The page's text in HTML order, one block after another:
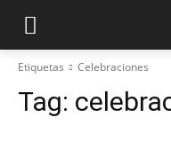
Etiquetas Celebraciones
Tag: